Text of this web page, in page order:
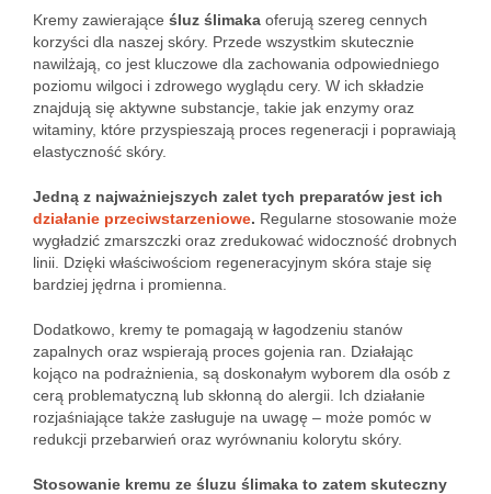
Kremy zawierające śluz ślimaka oferują szereg cennych
korzyści dla naszej skóry. Przede wszystkim skutecznie
nawilżają, co jest kluczowe dla zachowania odpowiedniego
poziomu wilgoci i zdrowego wyglądu cery. W ich składzie
znajdują się aktywne substancje, takie jak enzymy oraz
witaminy, które przyspieszają proces regeneracji i poprawiają
elastyczność skóry.
Jedną z najważniejszych zalet tych preparatów jest ich
działanie przeciwstarzeniowe. Regularne stosowanie może
wygładzić zmarszczki oraz zredukować widoczność drobnych
linii. Dzięki właściwościom regeneracyjnym skóra staje się
bardziej jędrna i promienna.
Dodatkowo, kremy te pomagają w łagodzeniu stanów
zapalnych oraz wspierają proces gojenia ran. Działając
kojąco na podrażnienia, są doskonałym wyborem dla osób z
cerą problematyczną lub skłonną do alergii. Ich działanie
rozjaśniające także zasługuje na uwagę – może pomóc w
redukcji przebarwień oraz wyrównaniu kolorytu skóry.
Stosowanie kremu ze śluzu ślimaka to zatem skuteczny